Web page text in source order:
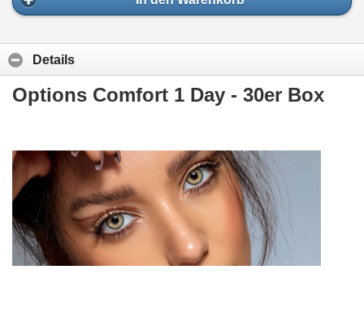
Details
Options Comfort 1 Day - 30er Box